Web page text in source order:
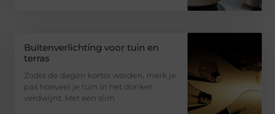
Buitenverlichting voor tuin en
terras
Zodra de dagen korter worden, merk je
pas hoeveel je tuin in het donker
verdwijnt. Met een slim